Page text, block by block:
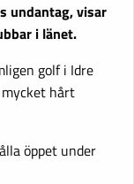
undantag, visar
i länet.
golf i Idre
hårt
öppet under